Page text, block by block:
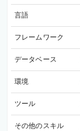
言語
フレームワーク
データベース
環境
ツール
その他のスキル